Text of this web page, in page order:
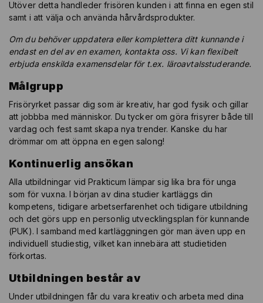
Utöver detta handleder frisören kunden i att finna en egen stil
samt i att välja och använda hårvårdsprodukter.
Om du behöver uppdatera eller komplettera ditt kunnande i
endast en del av en examen, kontakta oss. Vi kan flexibelt
erbjuda enskilda examensdelar för t.ex. läroavtalsstuderande.
Målgrupp
Frisöryrket passar dig som är kreativ, har god fysik och gillar
att jobbba med människor. Du tycker om göra frisyrer både till
vardag och fest samt skapa nya trender. Kanske du har
drömmar om att öppna en egen salong!
Kontinuerlig ansökan
Alla utbildningar vid Prakticum lämpar sig lika bra för unga
som för vuxna. I början av dina studier kartläggs din
kompetens, tidigare arbetserfarenhet och tidigare utbildning
och det görs upp en personlig utvecklingsplan för kunnande
(PUK). I samband med kartläggningen gör man även upp en
individuell studiestig, vilket kan innebära att studietiden
förkortas.
Utbildningen består av
Under utbildningen får du vara kreativ och arbeta med dina